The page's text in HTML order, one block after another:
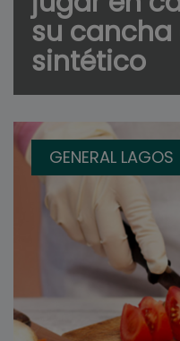
su cancha
sintético
GENERAL LAGOS